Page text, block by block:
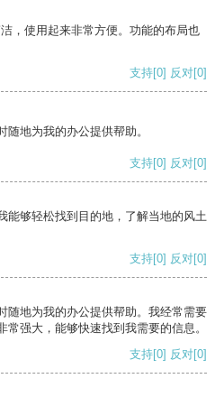
，使用起来非常方便。功能的布局也
支持[0] 反对[0]
地为我的办公提供帮助。
支持[0] 反对[0]
能够轻松找到目的地，了解当地的风土
支持[0] 反对[0]
随地为我的办公提供帮助。我经常需要
强大，能够快速找到我需要的信息。
支持[0] 反对[0]